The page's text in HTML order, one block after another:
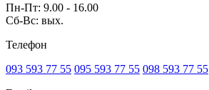
Пн-Пт: 9.00 - 16.00
Сб-Вс: вых.
Телефон
093 593 77 55 095 593 77 55 098 593 77 55